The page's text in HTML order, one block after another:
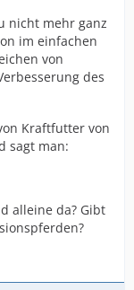
nicht mehr ganz
im einfachen
von
des
Kraftfutter von
sagt man:
alleine da? Gibt